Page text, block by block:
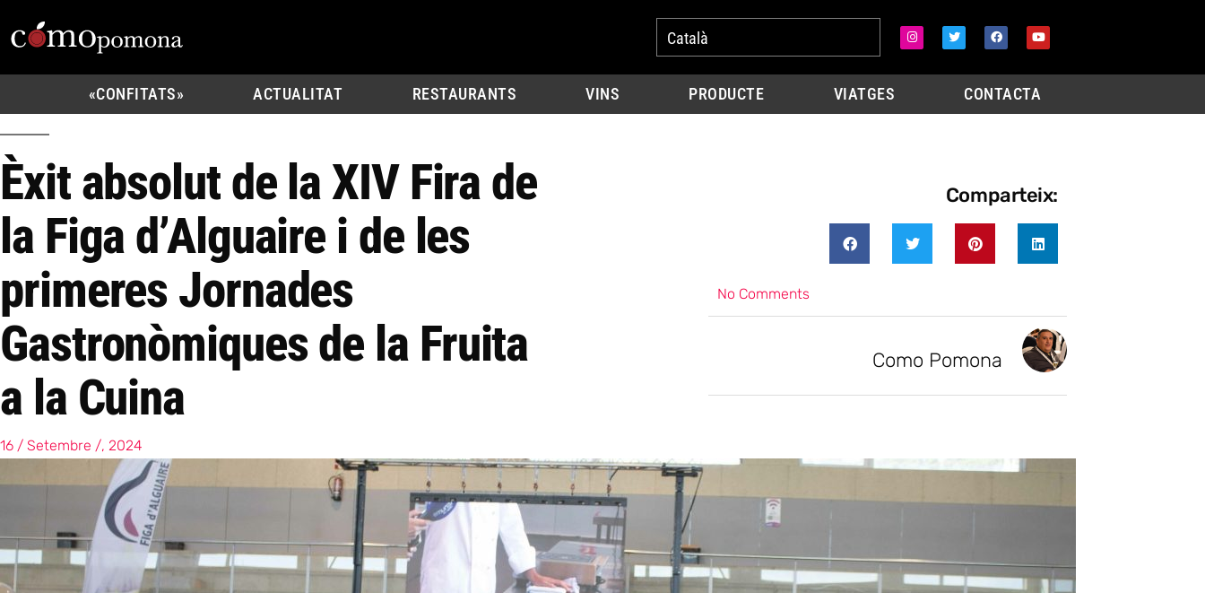
Català
«CONFITATS» ACTUALITAT RESTAURANTS VINS PRODUCTE VIATGES CONTACTA
Èxit absolut de la XIV Fira de
la Figa d’Alguaire i de les
primeres Jornades
Gastronòmiques de la Fruita
a la Cuina
16 / Setembre /, 2024
Comparteix:
No Comments
Como Pomona